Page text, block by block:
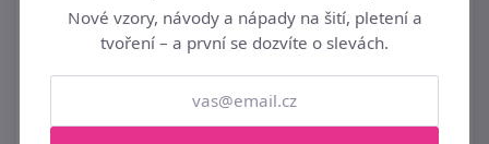
Nové vzory, návody a nápady na šití, pletení a
tvoření – a první se dozvíte o slevách.